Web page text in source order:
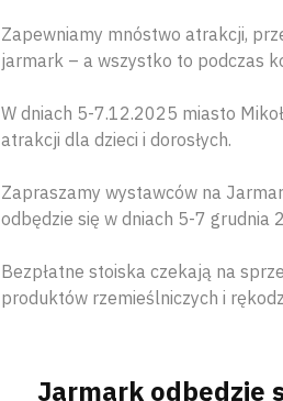
Zapewniamy mnóstwo atrakcji,
jarmark – a wszystko to podczas
W dniach 5-7.12.2025 miasto
atrakcji dla dzieci i dorosłych.
Zapraszamy wystawców na
odbędzie się w dniach 5-7 grudnia
Bezpłatne stoiska czekają na
produktów rzemieślniczych i
Jarmark odbędzie